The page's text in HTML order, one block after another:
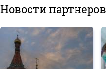
Новости партнеров